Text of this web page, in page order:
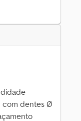
com dentes Ø